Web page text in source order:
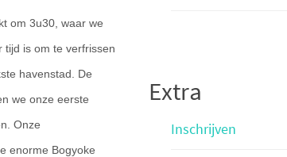
om 3u30, waar we
tijd is om te verfrissen
havenstad. De
we onze eerste
Onze
enorme Bogyoke
Extra
Inschrijven